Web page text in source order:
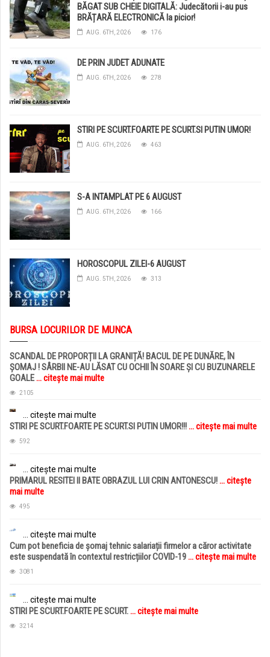
BĂGAT SUB CHEIE DIGITALĂ: Judecătorii i-au pus
BRĂȚARĂ ELECTRONICĂ la picior!
AUG. 6TH, 2026 176
DE PRIN JUDET ADUNATE
AUG. 6TH, 2026 278
STIRI PE SCURT.FOARTE PE SCURT.SI PUTIN UMOR!
AUG. 6TH, 2026 463
S-A INTAMPLAT PE 6 AUGUST
AUG. 6TH, 2026 166
HOROSCOPUL ZILEI-6 AUGUST
AUG. 5TH, 2026 313
BURSA LOCURILOR DE MUNCA
SCANDAL DE PROPORȚII LA GRANIȚĂ! BACUL DE PE DUNĂRE, ÎN
ȘOMAJ ! SÂRBII NE-AU LĂSAT CU OCHII ÎN SOARE ȘI CU BUZUNARELE
GOALE... citește mai multe
2105
... citește mai multe
STIRI PE SCURT.FOARTE PE SCURT.SI PUTIN UMOR!!!... citește mai multe
592
... citește mai multe
PRIMARUL RESITEI II BATE OBRAZUL LUI CRIN ANTONESCU!... citește
mai multe
495
... citește mai multe
Cum pot beneficia de șomaj tehnic salariații firmelor a căror activitate
este suspendată în contextul restricțiilor COVID-19... citește mai multe
3081
... citește mai multe
STIRI PE SCURT.FOARTE PE SCURT.... citește mai multe
3214